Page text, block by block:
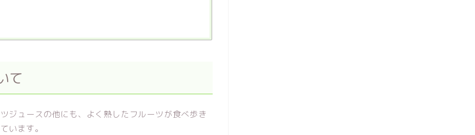
て
ジュースの他にも、よく熟したフルーツが食べ歩き
います。